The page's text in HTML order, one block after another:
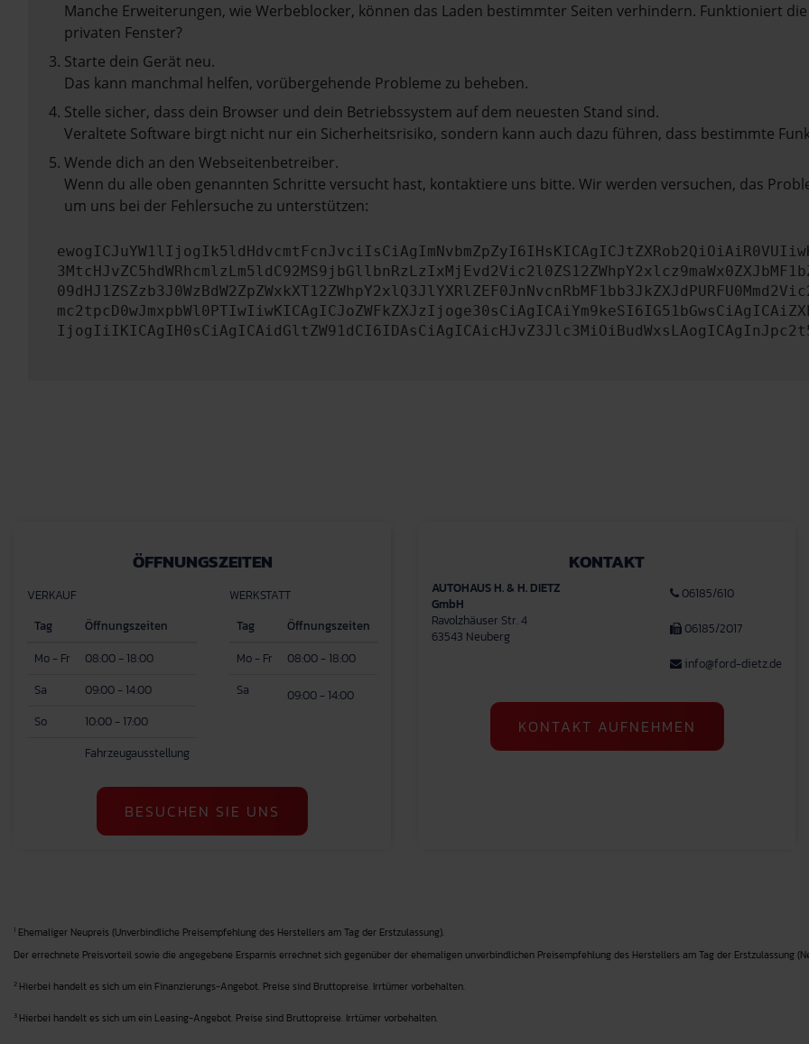
Manche Erweiterungen, wie Werbeblocker, können das Laden bestimmter Seiten verhindern. Funktioniert
privaten Fenster?
Starte dein Gerät neu.
Das kann manchmal helfen, vorübergehende Probleme zu beheben.
Stelle sicher, dass dein Browser und dein Betriebssystem auf dem neuesten Stand sind.
Veraltete Software birgt nicht nur ein Sicherheitsrisiko, sondern kann auch dazu führen, dass bestimmte
Wende dich an den Webseitenbetreiber.
Wenn du alle oben genannten Schritte versucht hast, kontaktiere uns bitte. Wir werden versuchen, das
um uns bei der Fehlersuche zu unterstützen:
ÖFFNUNGSZEITEN
VERKAUF
Tag
Öffnungszeiten
Mo - Fr
08:00 - 18:00
Sa
09:00 - 14:00
So
10:00 - 17:00
Fahrzeugausstellung
WERKSTATT
Tag
Öffnungszeiten
Mo - Fr
08:00 - 18:00
Sa
09:00 - 14:00
BESUCHEN SIE UNS
KONTAKT
AUTOHAUS H. & H. DIETZ
GmbH
Ravolzhäuser Str. 4
63543 Neuberg
06185/610
06185/2017
info@ford-dietz.de
KONTAKT AUFNEHMEN
1 Ehemaliger Neupreis (Unverbindliche Preisempfehlung des Herstellers am Tag der Erstzulassung).
Der errechnete Preisvorteil sowie die angegebene Ersparnis errechnet sich gegenüber der ehemaligen unverbindlichen Preisempfehlung des Herstellers am Tag der Erstzulassung
2 Hierbei handelt es sich um ein Finanzierungs-Angebot. Preise sind Bruttopreise. Irrtümer vorbehalten.
3 Hierbei handelt es sich um ein Leasing-Angebot. Preise sind Bruttopreise. Irrtümer vorbehalten.